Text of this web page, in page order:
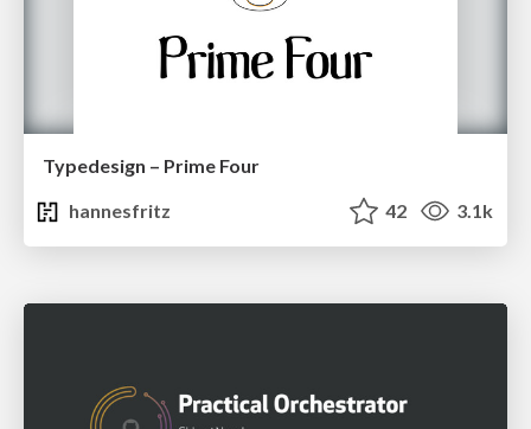
Typedesign – Prime Four
hannesfritz
42 3.1k